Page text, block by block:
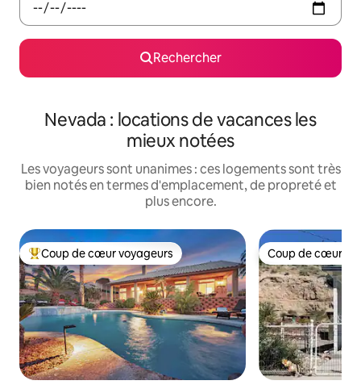
Rechercher
Nevada : locations de vacances les
mieux notées
Les voyageurs sont unanimes : ces logements sont très
bien notés en termes d'emplacement, de propreté et
plus encore.
Coups de cœur voyageurs les plus appréciés
Coup de cœur voyageurs Coup de cœur
Coup de cœur